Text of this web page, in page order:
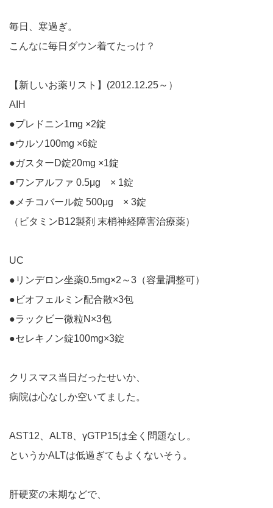
毎日、寒過ぎ。
こんなに毎日ダウン着てたっけ？
【新しいお薬リスト】(2012.12.25～）
AIH
●プレドニン1mg ×2錠
●ウルソ100mg ×6錠
●ガスターD錠20mg ×1錠
●ワンアルファ 0.5μg × 1錠
●メチコバール錠 500μg × 3錠
（ビタミンB12製剤 末梢神経障害治療薬）
UC
●リンデロン坐薬0.5mg×2～3（容量調整可）
●ビオフェルミン配合散×3包
●ラックビー微粒N×3包
●セレキノン錠100mg×3錠
クリスマス当日だったせいか、
病院は心なしか空いてました。
AST12、ALT8、γGTP15は全く問題なし。
というかALTは低過ぎてもよくないそう。
肝硬変の末期などで、